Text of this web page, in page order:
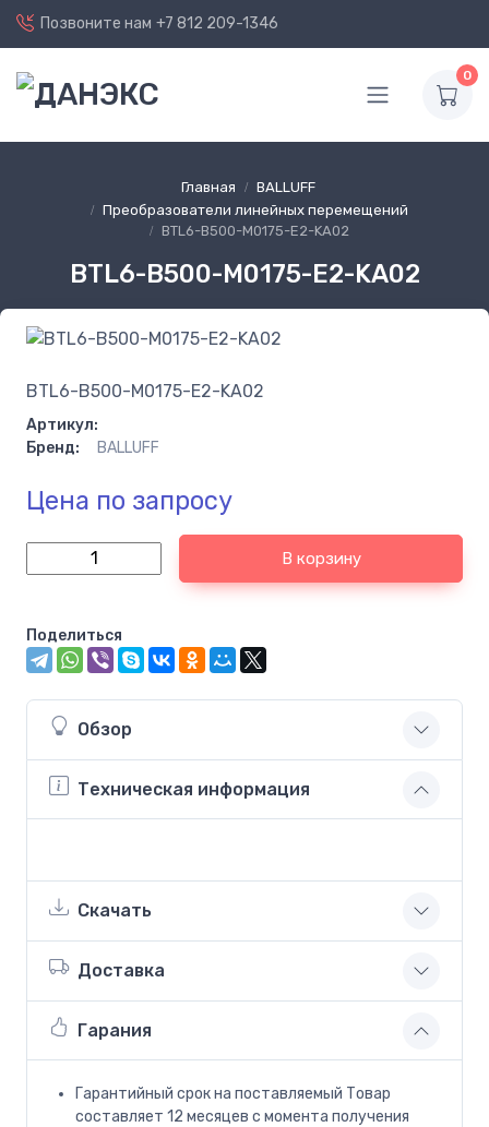
Позвоните нам +7 812 209-1346
0
Главная
BALLUFF
Преобразователи линейных перемещений
BTL6-B500-M0175-E2-KA02
BTL6-B500-M0175-E2-KA02
BTL6-B500-M0175-E2-KA02
Артикул:
Бренд:
BALLUFF
Цена по запросу
В корзину
Поделиться
Обзор
Техническая информация
Скачать
Доставка
Гарания
Гарантийный срок на поставляемый Товар
составляет 12 месяцев с момента получения